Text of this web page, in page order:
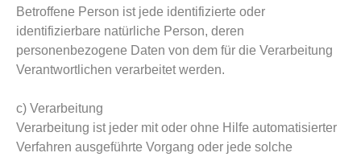
Betroffene Person ist jede identifizierte oder
identifizierbare natürliche Person, deren
personenbezogene Daten von dem für die Verarbeitung
Verantwortlichen verarbeitet werden.
c) Verarbeitung
Verarbeitung ist jeder mit oder ohne Hilfe automatisierter
Verfahren ausgeführte Vorgang oder jede solche